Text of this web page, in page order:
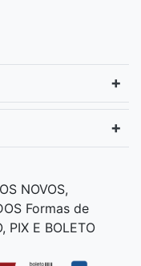
NOVOS,
Formas de
PIX E BOLETO